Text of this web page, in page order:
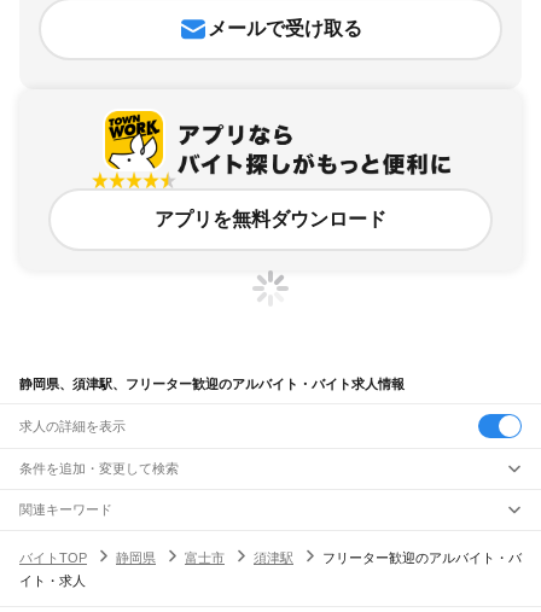
メールで受け取る
アプリを無料ダウンロード
静岡県、須津駅、フリーター歓迎のアルバイト・バイト求人情報
求人の詳細を表示
条件を追加・変更して検索
市区町村を追加・変更
静岡県すべて
静岡市
駅を追加・変更
職種を追加・変更
関連キーワード
バイトTOP
静岡県 富士市 須津駅
フリーター歓迎のアルバイト・バ
イト・求人